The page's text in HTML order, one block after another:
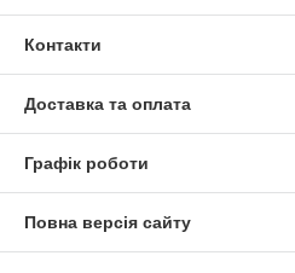
Контакти
Доставка та оплата
Графік роботи
Повна версія сайту